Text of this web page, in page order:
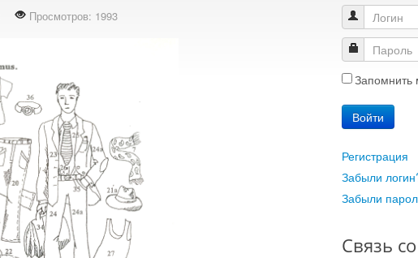
Просмотров: 1993
Запомнить
Войти
Регистрация
Забыли
Забыли
Связь